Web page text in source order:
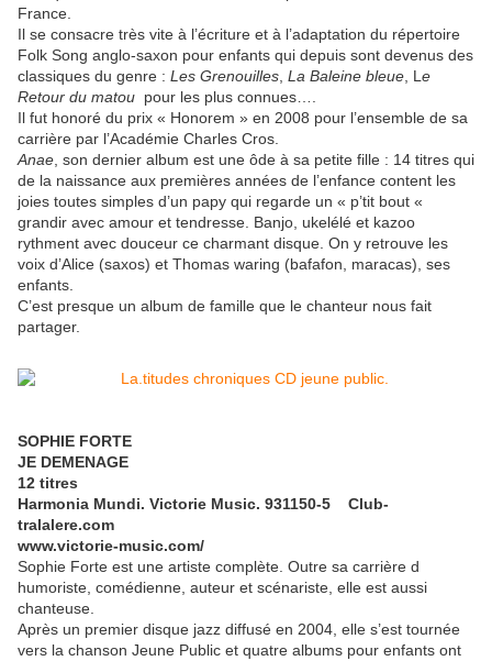
France.
Il se consacre très vite à l’écriture et à l’adaptation du répertoire
Folk Song anglo-saxon pour enfants qui depuis sont devenus des
classiques du genre : Les Grenouilles La Baleine bleue , L e
Retour du matou pour les plus connues….
Il fut honoré du prix « Honorem » en 2008 pour l’ensemble de sa
carrière par l’Académie Charles Cros.
Anae , son dernier album est une ôde à sa petite fille : 14 titres qui
de la naissance aux premières années de l’enfance content les
joies toutes simples d’un papy qui regarde un « p’tit bout «
grandir avec amour et tendresse. Banjo, ukelélé et kazoo
rythment avec douceur ce charmant disque. On y retrouve les
voix d’Alice (saxos) et Thomas waring (bafafon, maracas), ses
enfants.
C’est presque un album de famille que le chanteur nous fait
partager.
SOPHIE FORTE
JE DEMENAGE
12 titres
Harmonia Mundi. Victorie Music. 931150-5 Club-
tralalere.com
www.victorie-music.com/
Sophie Forte est une artiste complète. Outre sa carrière d
humoriste, comédienne, auteur et scénariste, elle est aussi
chanteuse.
Après un premier disque jazz diffusé en 2004, elle s’est tournée
vers la chanson Jeune Public et quatre albums pour enfants ont